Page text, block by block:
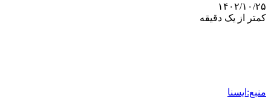
۱۴۰۲/۱۰/۲۵
کمتر از یک دقیقه
منبع:ایسنا